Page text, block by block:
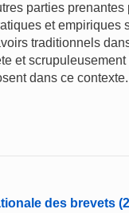
parties
et empiriques
traditionnels
et
dans ce contexte.
des brevets